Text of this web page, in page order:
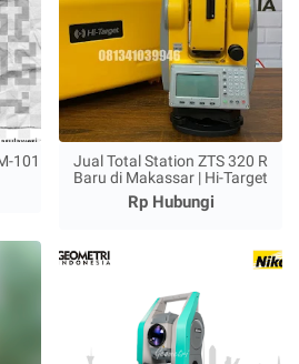
101
Jual Total Station ZTS 320 R
Baru di Makassar | Hi-Target
Rp Hubungi